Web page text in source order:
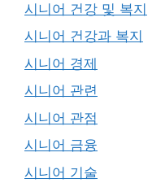
시니어 건강 및 복지
시니어 건강과 복지
시니어 경제
시니어 관련
시니어 관점
시니어 금융
시니어 기술